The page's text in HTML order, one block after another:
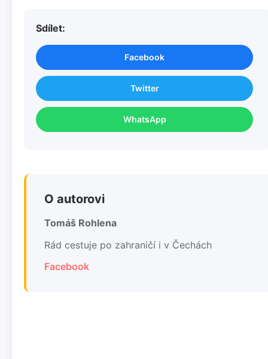
Sdílet:
Facebook
Twitter
WhatsApp
O autorovi
Tomáš Rohlena
Rád cestuje po zahraničí i v Čechách
Facebook